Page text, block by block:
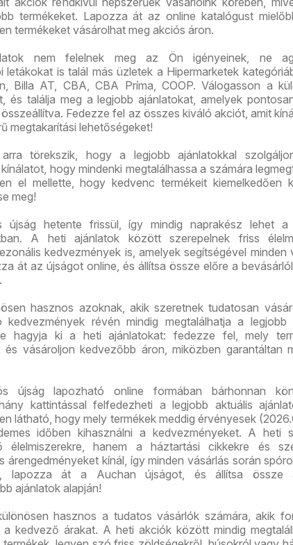
termékeket. Lapozza át az online katalógust
termékeket vásárolhat meg akciós áron.
nem felelnek meg az Ön igényeinek, ne
letákokat is talál más üzletek a Hipermarketek
Billa AT, CBA, CBA Príma, COOP. Válogasson a
és találja meg a legjobb ajánlatokat, amelyek
Fedezze fel az összes kiváló akciót, amit
megtakarítási lehetőségeket!
törekszik, hogy a legjobb ajánlatokkal
hogy mindenki megtalálhassa a számára
el mellette, hogy kedvenc termékeit kiemelkedően
meg!
hetente frissül, így mindig naprakész lehet a
A heti ajánlatok között szerepelnek friss
kedvezmények is, amelyek segítségével minden
át az újságot online, és állítsa össze előre a
hasznos azoknak, akik szeretnek tudatosan
révén mindig megtalálhatja a legjobb
hagyja ki a heti ajánlatokat: fedezze fel, mely
vásároljon kedvezőbb áron, miközben garantáltan
újság lapozható online formában bárhonnan
kattintással felfedezheti a legjobb aktuális
látható, hogy mely termékek meddig érvényesek
időben kihasználni a kedvezményeket. A heti
élelmiszerekre, hanem a háztartási cikkekre és
árengedményeket kínál, így minden vásárlás során
lapozza át a Auchan újságot, és állítsa össze
ajánlatok alapján!
hasznos a tudatos vásárlók számára, akik
kedvező árakat. A heti akciók között mindig